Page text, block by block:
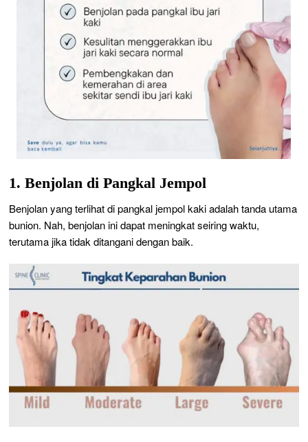
1. Benjolan di Pangkal Jempol
Benjolan yang terlihat di pangkal jempol kaki adalah tanda utama
bunion. Nah, benjolan ini dapat meningkat seiring waktu,
terutama jika tidak ditangani dengan baik.